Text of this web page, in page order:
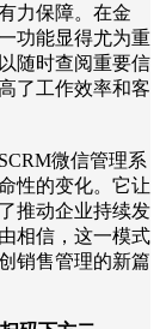
力保障。在金
功能显得尤为重
随时查阅重要信
了工作效率和客
微信管理系
性的变化。它让
推动企业持续发
相信，这一模式
销售管理的新篇